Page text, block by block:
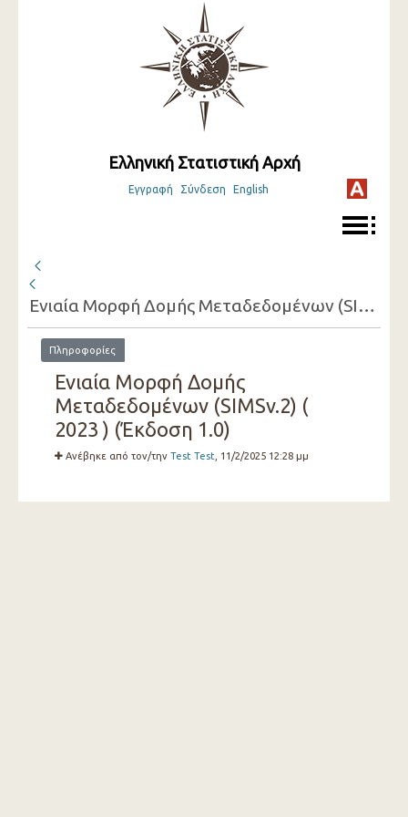
Ελληνική Στατιστική Αρχή
Εγγραφή Σύνδεση English
Ενιαία Μορφή Δομής Μεταδεδομένων (SIMSv.2) ( 2023 )
Πληροφορίες
Ενιαία Μορφή Δομής
Μεταδεδομένων (SIMSv.2) (
2023 ) (Έκδοση 1.0)
Ανέβηκε από τον/την Test Test , 11/2/2025 12:28 μμ